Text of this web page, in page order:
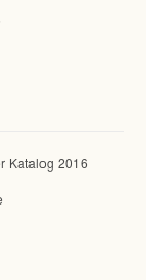
Katalog 2016